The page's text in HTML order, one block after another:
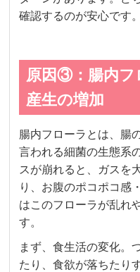
確認するのが安心です。
原因③：腸内フ
産生の増加
腸内フローラとは、腸
言われる細菌の生態系
スが崩れると、ガスを
り、お腹のポコポコ感
はこのフローラが乱れ
す。
まず、食生活の変化。
たり、食欲が落ちたり